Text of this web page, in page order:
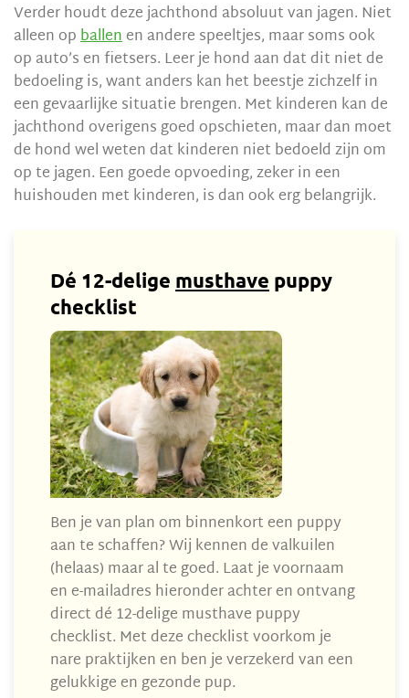
Verder houdt deze jachthond absoluut van jagen. Niet
alleen opballenen andere speeltjes, maar soms ook
op auto’s en fietsers. Leer je hond aan dat dit niet de
bedoeling is, want anders kan het beestje zichzelf in
een gevaarlijke situatie brengen. Met kinderen kan de
jachthond overigens goed opschieten, maar dan moet
de hond wel weten dat kinderen niet bedoeld zijn om
op te jagen. Een goede opvoeding, zeker in een
huishouden met kinderen, is dan ook erg belangrijk.
Dé 12-delige musthave puppy
checklist
Ben je van plan om binnenkort een puppy
aan te schaffen? Wij kennen de valkuilen
(helaas) maar al te goed. Laat je voornaam
en e-mailadres hieronder achter en ontvang
direct dé 12-delige musthave puppy
checklist. Met deze checklist voorkom je
nare praktijken en ben je verzekerd van een
gelukkige en gezonde pup.